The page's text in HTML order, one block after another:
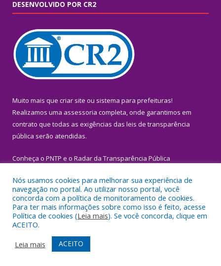
DESENVOLVIDO POR CR2
Muito mais que criar site ou sistema para prefeituras!
Realizamos uma assessoria completa, onde garantimos em
contrato que todas as exigências das leis de transparência
pública serão atendidas.
Conheça o PNTP e o Radar da Transparência Pública
Todos os direitos reservados a Prefeitura Municipal de Igarapé-
Miri.
Mapa do Site
Acessar Área Administrativa
Acessar Webmail
Nós usamos cookies para melhorar sua experiência de
navegação no portal. Ao utilizar nosso portal, você
concorda com a política de monitoramento de cookies.
Para ter mais informações sobre como isso é feito, acesse
Política de cookies (Leia mais). Se você concorda, clique em
ACEITO.
Leia mais
ACEITO